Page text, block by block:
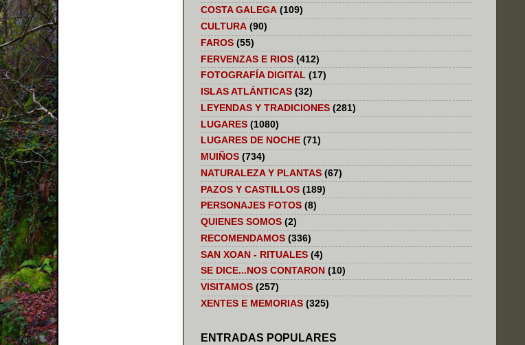
COSTA GALEGA (109)
CULTURA (90)
FAROS (55)
FERVENZAS E RIOS (412)
FOTOGRAFÍA DIGITAL (17)
ISLAS ATLÁNTICAS (32)
LEYENDAS Y TRADICIONES (281)
LUGARES (1080)
LUGARES DE NOCHE (71)
MUIÑOS (734)
NATURALEZA Y PLANTAS (67)
PAZOS Y CASTILLOS (189)
PERSONAJES FOTOS (8)
QUIENES SOMOS (2)
RECOMENDAMOS (336)
SAN XOAN - RITUALES (4)
SE DICE...NOS CONTARON (10)
VISITAMOS (257)
XENTES E MEMORIAS (325)
ENTRADAS POPULARES